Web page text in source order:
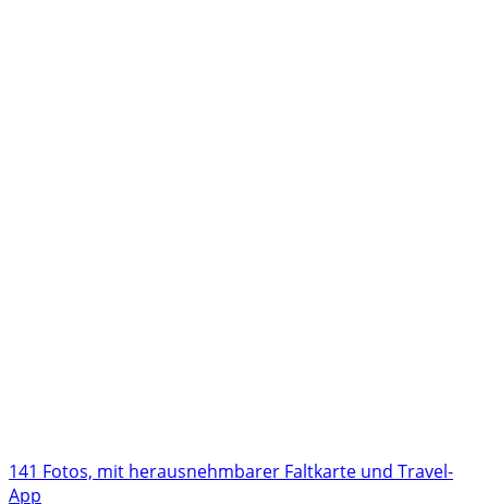
141 Fotos, mit herausnehmbarer Faltkarte und Travel-
App